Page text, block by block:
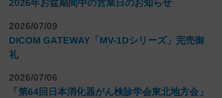
2026年お盆期間中の営業日のお知らせ
2026/07/09
DICOM GATEWAY「MV-1Dシリーズ」完売御
礼
2026/07/06
「第64回日本消化器がん検診学会東北地方会」